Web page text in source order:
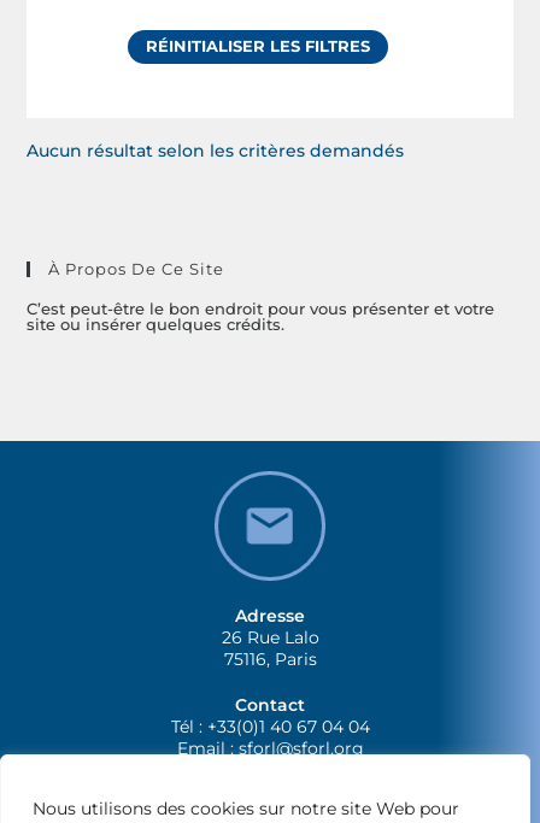
Nous utilisons des cookies sur notre site Web pour
RÉINITIALISER LES FILTRES
Aucun résultat selon les critères demandés
À Propos De Ce Site
C’est peut-être le bon endroit pour vous présenter et votre
site ou insérer quelques crédits.
Adresse
26 Rue Lalo
75116, Paris
Contact
Tél : +33(0)1 40 67 04 04
Email :sforl@sforl.org